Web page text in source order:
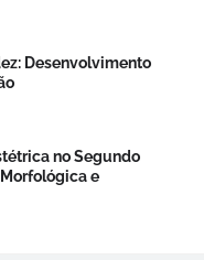
Desenvolvimento
no Segundo
e